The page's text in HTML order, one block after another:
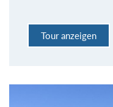
Tour anzeigen